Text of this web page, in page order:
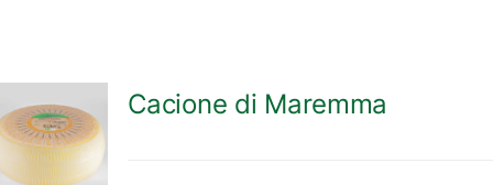
DETTAGLI
Cacione di Maremma